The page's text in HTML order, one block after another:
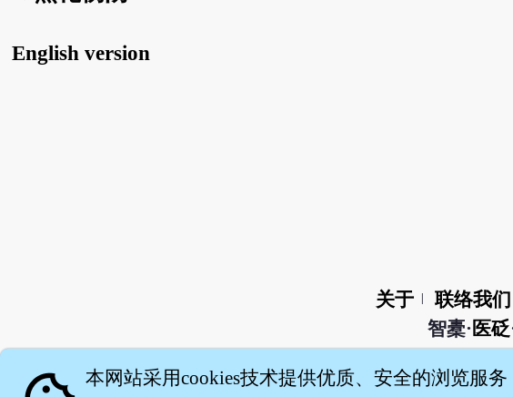
English version
关于 联络我们
智橐· 医砭
本网站采用cookies技术提供优质、安全的浏览服